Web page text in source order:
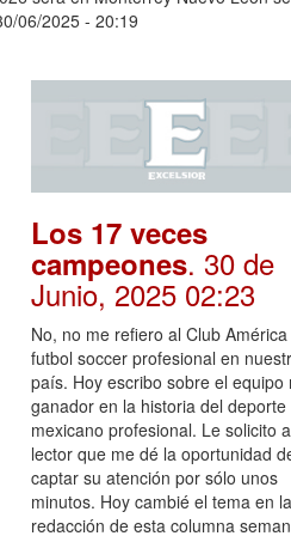
06/2025 - 20:19
Los 17 veces
campeones. 30 de
Junio, 2025 02:23
No, no me refiero al Club
futbol soccer profesional en
país. Hoy escribo sobre el equipo
ganador en la historia del deporte
mexicano profesional. Le solicito
lector que me dé la oportunidad
captar su atención por sólo unos
minutos. Hoy cambié el tema en la
redacción de esta columna